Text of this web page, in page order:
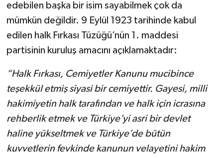
edebilen başka bir isim sayabilmek çok da
mümkün değildir. 9 Eylül 1923 tarihinde kabul
edilen halk Fırkası Tüzüğü’nün 1. maddesi
partisinin kuruluş amacını açıklamaktadır:
“Halk Fırkası, Cemiyetler Kanunu mucibince
teşekkül etmiş siyasi bir cemiyettir. Gayesi, milli
hakimiyetin halk tarafından ve halk için icrasına
rehberlik etmek ve Türkiye’yi asri bir devlet
haline yükseltmek ve Türkiye’de bütün
kuvvetlerin fevkinde kanunun velayetini hakim